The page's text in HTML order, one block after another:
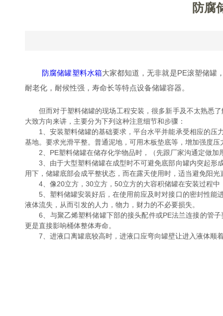
防腐
防腐储罐塑料水箱大家都知道，无非就是PE滚塑储罐
耐老化，耐候性强，寿命长等特点设备储罐容器。
但而对于塑料储罐的现场工程安装，很多新手及不太熟悉了
大致方向来讲，主要分为下列这种注意细节和步骤：
1、安装塑料储罐的基础要求，平台水平并能承受相应的压
基地。要求光滑平整。普通泥地，可用木板垫底等，增加强度压
2、PE塑料储罐在储存化学物品时，（先跟厂家沟通定做加
3、由于大型塑料储罐在成型时不可避免底部向罐内突起形
用下，储罐底部会成平整状态，而在露天使用时，适当避免阳
4、像20立方，30立方，50立方的大容积储罐在安装过程中
5、塑料储罐安装好后，在使用前应及时对接口的密封性能
液体流失，从而引发的人力，物力，财力的不必要损失。
6、与聚乙烯塑料储罐下部的接头配件或PE法兰连接的管子
更是直接影响桶体整体寿命。
7、进液口离罐底较高时，进液口应弯向罐壁让进入液体顺